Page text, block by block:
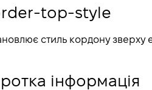
top-style
стиль кордону зверху
інформація